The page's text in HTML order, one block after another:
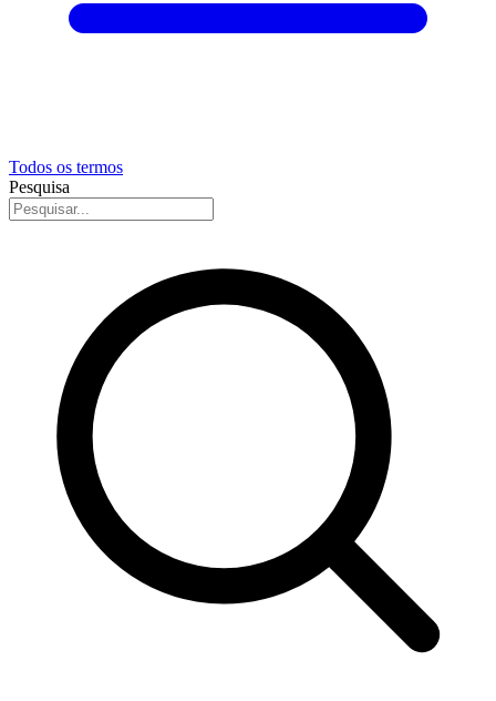
Todos os termos
Pesquisa